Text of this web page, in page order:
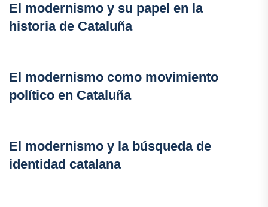
El modernismo y su papel en la
historia de Cataluña
El modernismo como movimiento
político en Cataluña
El modernismo y la búsqueda de
identidad catalana